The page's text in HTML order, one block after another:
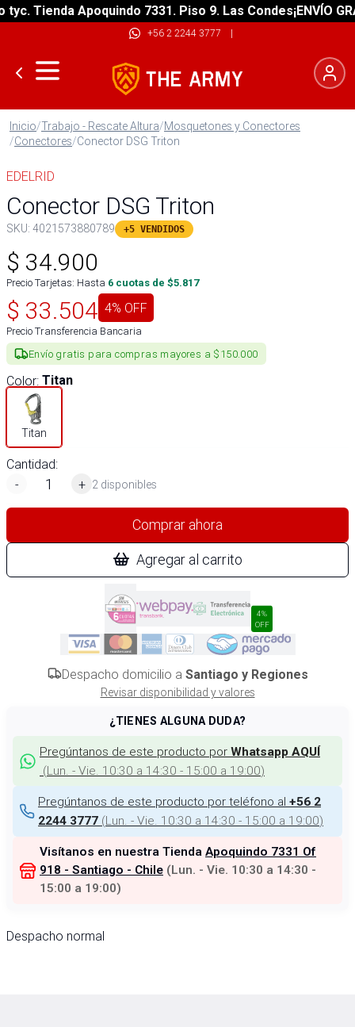
Tienda Apoquindo 7331. Piso 9. Las Condes¡ENVÍO
+56 2 2244 3777 |
Inicio/Trabajo - Rescate Altura/Mosquetones y Conectores
/Conectores/Conector DSG Triton
EDELRID
Conector DSG Triton
SKU: 4021573880789 +5 VENDIDOS
$ 34.900
Precio Tarjetas: Hasta 6 cuotas de $5.817
$ 33.504 4% OFF
Precio Transferencia Bancaria
Envío gratis para compras mayores a $150.000
Color: Titan
Titan
Cantidad:
-
+ 2 disponibles
Comprar ahora
Agregar al carrito
4%
OFF
Despacho domicilio a Santiago y Regiones
Revisar disponibilidad y valores
¿TIENES ALGUNA DUDA?
Pregúntanos de este producto por Whatsapp AQUÍ
(Lun. - Vie. 10:30 a 14:30 - 15:00 a 19:00)
Pregúntanos de este producto por teléfono al +56 2
2244 3777 (Lun. - Vie. 10:30 a 14:30 - 15:00 a 19:00)
Visítanos en nuestra Tienda Apoquindo 7331 Of
918 - Santiago - Chile (Lun. - Vie. 10:30 a 14:30 -
15:00 a 19:00)
Despacho normal